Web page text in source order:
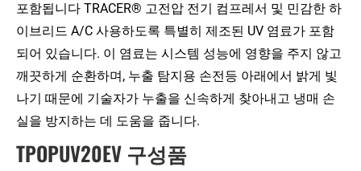
포함됩니다 TRACER® 고전압 전기 컴프레서 및 민감한 하
이브리드 A/C 사용하도록 특별히 제조된 UV 염료가 포함
되어 있습니다. 이 염료는 시스템 성능에 영향을 주지 않고
깨끗하게 순환하며, 누출 탐지용 손전등 아래에서 밝게 빛
나기 때문에 기술자가 누출을 신속하게 찾아내고 냉매 손
실을 방지하는 데 도움을 줍니다.
TPOPUV20EV 구성품